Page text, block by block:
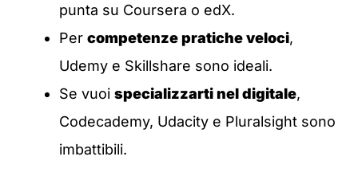
punta su Coursera o edX.
Per competenze pratiche veloci,
Udemy e Skillshare sono ideali.
Se vuoi specializzarti nel digitale,
Codecademy, Udacity e Pluralsight sono
imbattibili.